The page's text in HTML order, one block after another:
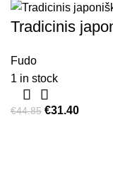
Tradicinis
Fudo
1 in stock
€44.85 €31.40